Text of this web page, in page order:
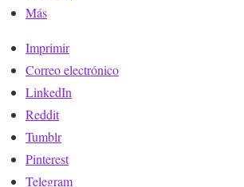
Más
Imprimir
Correo electrónico
LinkedIn
Reddit
Tumblr
Pinterest
Telegram